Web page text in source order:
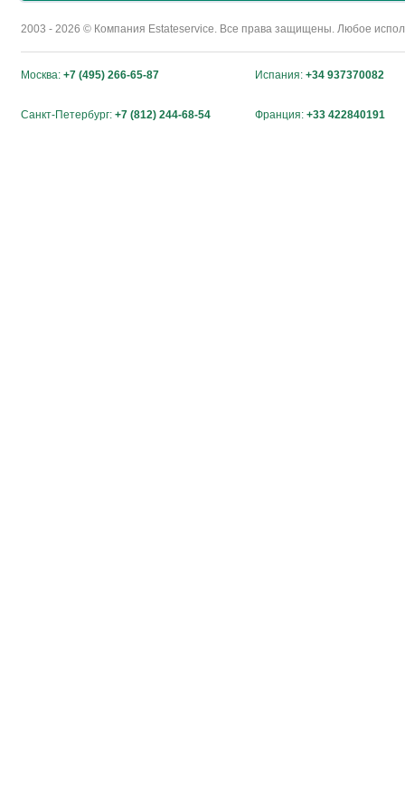
2003 - 2026 © Компания Estateservice. Все права защищены. Любое
Москва: +7 (495) 266-65-87 Испания: +34 937370082
Санкт-Петербург: +7 (812) 244-68-54 Франция: +33 422840191